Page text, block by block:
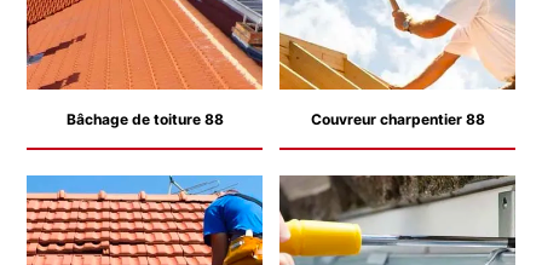
Bâchage de toiture 88 Couvreur charpentier 88